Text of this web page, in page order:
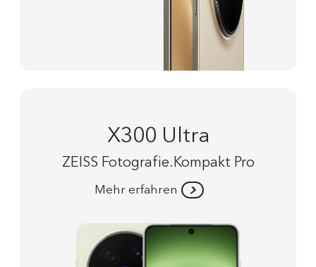
X300 Ultra
ZEISS Fotografie.Kompakt Pro
Mehr erfahren